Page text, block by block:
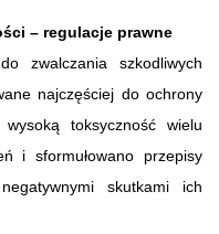
– regulacje prawne
zwalczania szkodliwych
najczęściej do ochrony
toksyczność wielu
i sformułowano przepisy
skutkami ich